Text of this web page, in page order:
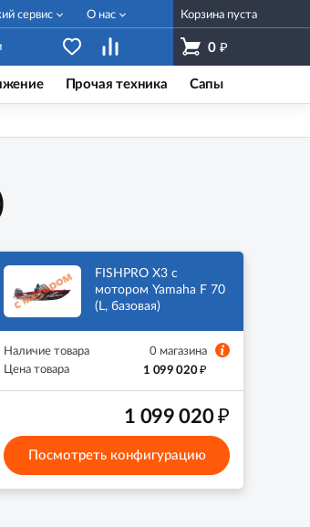
Корзина пуста
0 ₽
сервис О нас
Прочая техника Сапы
FISHPRO X3 с
мотором Yamaha F 70
(L, базовая)
Наличие товара
0 магазина
Цена товара
1 099 020₽
1 099 020₽
Посмотреть конфигурацию